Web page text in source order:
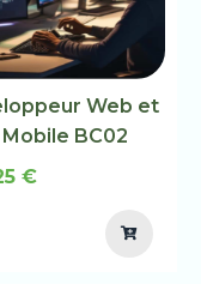
Web et
BC02
€